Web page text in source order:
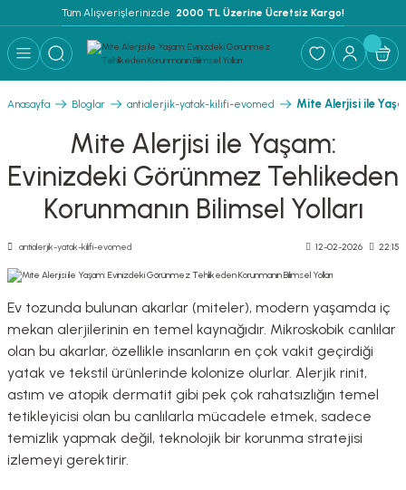
Tüm Alışverişlerinizde 2000 TL Üzerine Ücretsiz Kargo!
ÜRÜNLERİ ''EVOMED''
SOLÜSYONU
- NEM ALMA
Anasayfa Bloglar antialerjik-yatak-kilifi-evomed Mite Alerjisi ile
Mite Alerjisi ile Yaşam:
Evinizdeki Görünmez Tehlikeden
Korunmanın Bilimsel Yolları
antialerjik-yatak-kilifi-evomed 12-02-2026 22:15
Ev tozunda bulunan akarlar (miteler), modern yaşamda iç
mekan alerjilerinin en temel kaynağıdır. Mikroskobik canlılar
olan bu akarlar, özellikle insanların en çok vakit geçirdiği
yatak ve tekstil ürünlerinde kolonize olurlar. Alerjik rinit,
astım ve atopik dermatit gibi pek çok rahatsızlığın temel
tetikleyicisi olan bu canlılarla mücadele etmek, sadece
temizlik yapmak değil, teknolojik bir korunma stratejisi
izlemeyi gerektirir.